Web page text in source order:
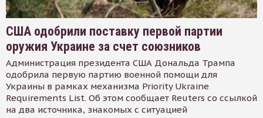
США одобрили поставку первой партии
оружия Украине за счет союзников
Администрация президента США Дональда Трампа
одобрила первую партию военной помощи для
Украины в рамках механизма Priority Ukraine
Requirements List. Об этом сообщает Reuters со ссылкой
на два источника, знакомых с ситуацией